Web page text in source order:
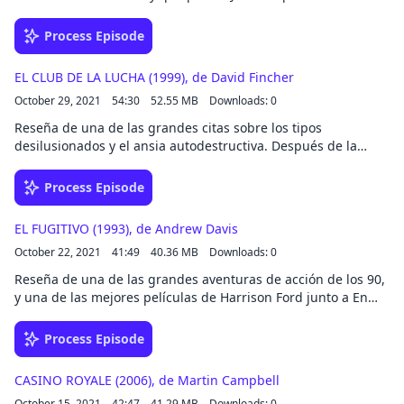
ver en familia, que hará las delicias de grandes y pequeños
por igual. ENLACES DE INTERÉS
https://www.mentalfloss.com/article/60237/15-fascinating-
facts-about-spirited-away https://screenrant.com/studio-
ghibli-spirited-away-trivia-unknown-facts/
https://screenrant.com/behind-scenes-facts-spirited-away-
facts-trivia/ https://www.cbr.com/spirited-away-facts/
https://nicejapan.co.nz/未分類/10-facts-you-may-enjoy-about-
spirited-away/
niño mata a su hermana mayor y es llevado a un sanatorio.
Quince años después, en la víspera de los difuntos, una
pueblo donde tuvo lugar la matanza… y una joven empieza a
sentir que alguien la sigue y la acecha. Con esta aventura de
terror, Carpenter maravilló al público e inició una franquicia
que continúa a hoy día. Olvídense de Chucky, de Freddy
Krueger, de Jason Voorhees o de Ghostface: el verdadero
señor de las cuchilladas es Michael Myers, y esta única noche
del año vuelve a casa. ENLACES DE INTERÉS
https://screenrant.com/halloween-behind-the-scenes-facts/
https://www.mentalfloss.com/article/59788/15-terrifying-f
https://cafemom.com/entertainment/215521-interesting-hall
https://www.eightieskids.com/10-horrifying-facts-about-th
https://www.insider.com/halloween-the-movie-facts-2018-10
https://www.factinate.com/things/40-unmasked-facts-hallow
https://wcrz.com/10-interesting-facts-you-may-not-know-
about-the-movie-halloween/
Process Episode
EL CLUB DE LA LUCHA (1999), de David Fincher
October 29, 2021 54:30 52.55 MB Downloads: 0
Reseña de una de las grandes citas sobre los tipos
desilusionados y el ansia autodestructiva. Después de la
de Chuck Palahniuk al cine. Edward Norton interpreta a un
oficinista harto de su trayectoria vital que un día, por
quien entabla amistad. Juntos abrirán un club de lucha que
atraerá a un montón de tipos desilusionados y ansiosos por
partir caras… pero la cosa derivará en algo mucho más
inquietante. Algo incomprendida por parte de la crítica y del
público, pero pese a todo estupenda. ENLACES DE INTERÉS
https://sesgodeconfirmacion.com/tu-propia-narrativa-14-el-
hombre-mas-influyente-no-existe/
https://www.factinate.com/things/42-knockout-facts-about-
fight-club-on-its-20th-anniversary/
https://www.ranker.com/list/fight-club-facts/ranker-film
Process Episode
EL FUGITIVO (1993), de Andrew Davis
October 22, 2021 41:49 40.36 MB Downloads: 0
Reseña de una de las grandes aventuras de acción de los 90,
y una de las mejores películas de Harrison Ford junto a En
médico erróneamente acusado y condenado por el asesinato
de su mujer que logra darse a la fuga y, a un tiempo que
verdadero asesino. Tommy Lee Jones interpreta al federal
Process Episode
CASINO ROYALE (2006), de Martin Campbell